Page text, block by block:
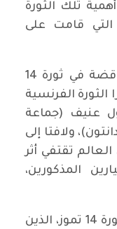
تلك الثورة
التي قامت على
وتطرق حنون إلى التيارات المتناقضة في ثورة 14
الثورة الفرنسية
عنيف (جماعة
ولافتا إلى
تقتفي أثر
المذكورين،
وتابع الضيف متطرقا إلى أعداء ثورة 14 تموز، الذين